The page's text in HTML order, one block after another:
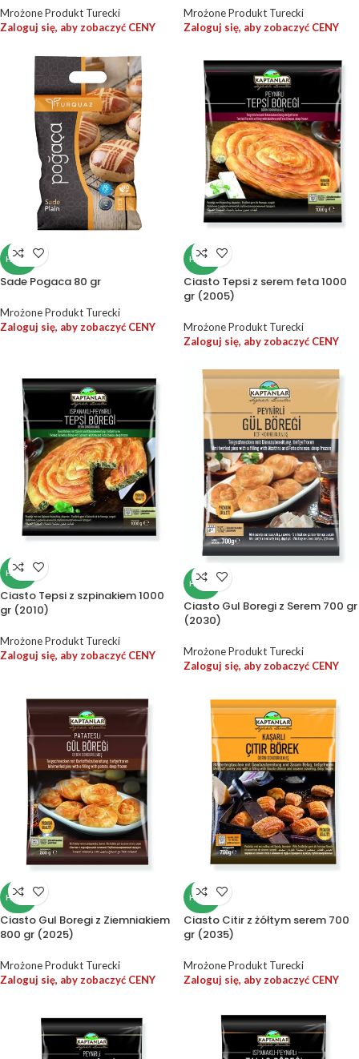
Mrożone Produkt Turecki
Zaloguj się, aby zobaczyć CENY
Mrożone Produkt Turecki
Zaloguj się, aby zobaczyć CENY
HALAL
Sade Pogaca 80 gr
Mrożone Produkt Turecki
Zaloguj się, aby zobaczyć CENY
HALAL
Ciasto Tepsi z serem feta 1000
gr (2005)
Mrożone Produkt Turecki
Zaloguj się, aby zobaczyć CENY
HALAL
Ciasto Tepsi z szpinakiem 1000
gr (2010)
Mrożone Produkt Turecki
Zaloguj się, aby zobaczyć CENY
HALAL
Ciasto Gul Boregi z Serem 700 gr
(2030)
Mrożone Produkt Turecki
Zaloguj się, aby zobaczyć CENY
HALAL
Ciasto Gul Boregi z Ziemniakiem
800 gr (2025)
Mrożone Produkt Turecki
Zaloguj się, aby zobaczyć CENY
HALAL
Ciasto Citir z żółtym serem 700
gr (2035)
Mrożone Produkt Turecki
Zaloguj się, aby zobaczyć CENY